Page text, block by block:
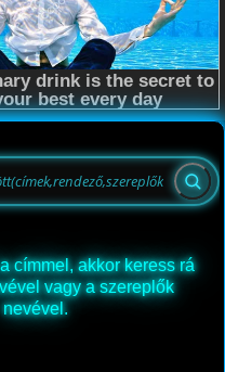
címmel, akkor keress rá
vagy a szereplők
nevével.